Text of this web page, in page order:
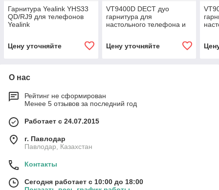
Гарнитура Yealink YHS33
QD/RJ9 для телефонов
Yealink
Цену уточняйте
VT9400D DECT дуо
гарнитура для
настольного телефона и
Цену уточняйте
О нас
Рейтинг не сформирован
Менее 5 отзывов за последний год
Работает с 24.07.2015
г. Павлодар
Павлодар, Казахстан
Контакты
Сегодня работает с 10:00 до 18:00